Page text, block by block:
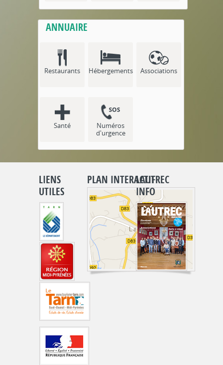
ANNUAIRE
Restaurants Hébergements Associations
Santé
Numéros
d'urgence
LIENS
UTILES
PLAN INTERACTIF
LAUTREC
INFO